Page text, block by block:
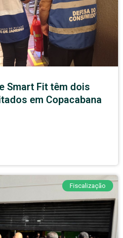
Smart Fit têm dois
em Copacabana
Fiscalização